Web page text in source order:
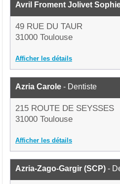
Avril Froment Jolivet
49 RUE DU TAUR
31000 Toulouse
Afficher les détails
Azria Carole - Dentiste
215 ROUTE DE SEYSSES
31000 Toulouse
Afficher les détails
Azria-Zago-Gargir (SCP) -